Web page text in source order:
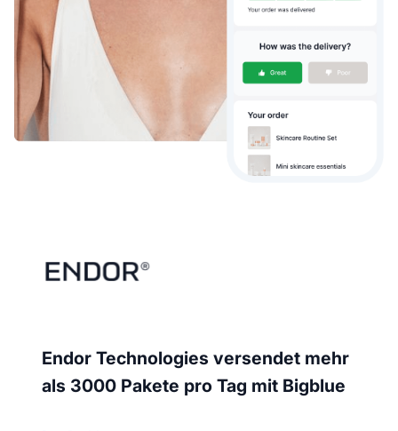
Endor Technologies versendet mehr
als 3000 Pakete pro Tag mit Bigblue